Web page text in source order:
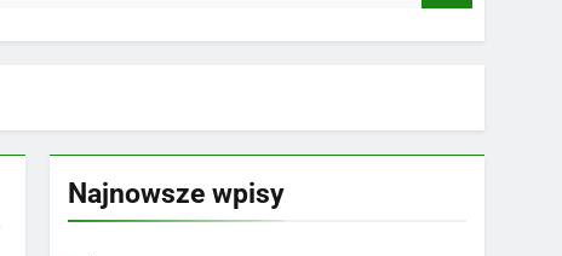
Najnowsze wpisy